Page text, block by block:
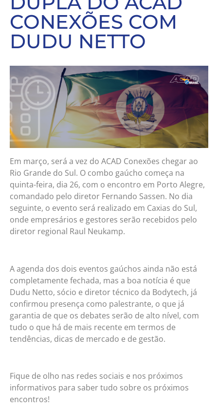
CONEXÕES COM
DUDU NETTO
Em março, será a vez do ACAD Conexões chegar ao
Rio Grande do Sul. O combo gaúcho começa na
quinta-feira, dia 26, com o encontro em Porto Alegre,
comandado pelo diretor Fernando Sassen. No dia
seguinte, o evento será realizado em Caxias do Sul,
onde empresários e gestores serão recebidos pelo
diretor regional Raul Neukamp.
A agenda dos dois eventos gaúchos ainda não está
completamente fechada, mas a boa notícia é que
Dudu Netto, sócio e diretor técnico da Bodytech, já
confirmou presença como palestrante, o que já
garantia de que os debates serão de alto nível, com
tudo o que há de mais recente em termos de
tendências, dicas de mercado e de gestão.
Fique de olho nas redes sociais e nos próximos
informativos para saber tudo sobre os próximos
encontros!